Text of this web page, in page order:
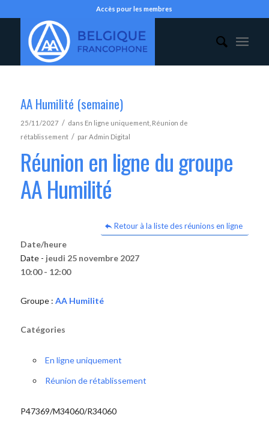
Accès pour les membres
AA Humilité (semaine)
25/11/2027 / dans En ligne uniquement, Réunion de
rétablissement / parAdmin Digital
Réunion en ligne du groupe
AA Humilité
Retour à la liste des réunions en ligne
Date/heure
Date - jeudi 25 novembre 2027
10:00 - 12:00
Groupe : AA Humilité
Catégories
En ligne uniquement
Réunion de rétablissement
P47369/M34060/R34060